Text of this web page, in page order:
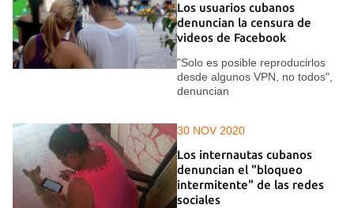
Los usuarios cubanos
denuncian la censura de
videos de Facebook
"Solo es posible reproducirlos
desde algunos VPN, no todos",
denuncian
30 NOV 2020
Los internautas cubanos
denuncian el "bloqueo
intermitente" de las redes
sociales